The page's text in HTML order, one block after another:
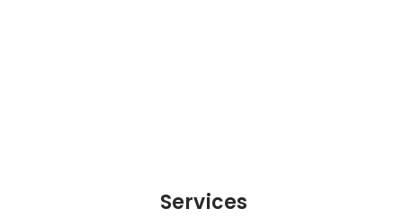
Services